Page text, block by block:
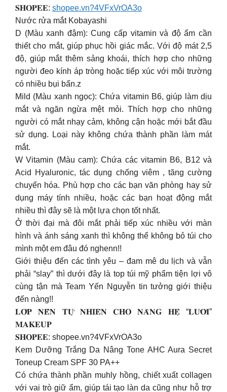
𝐒𝐇𝐎𝐏𝐄𝐄: shopee.vn?4VFxVrOA3o
Nước rửa mắt Kobayashi
D (Màu xanh đậm): Cung cấp vitamin và độ ẩm cần
thiết cho mắt, giúp phục hồi giác mắc. Với độ mát 2,5
độ, giúp mắt thêm sảng khoái, thích hợp cho những
người đeo kính áp tròng hoặc tiếp xúc với môi trường
có nhiều bụi bẩn.z
Mild (Màu xanh ngọc): Chứa vitamin B6, giúp làm dịu
mắt và ngăn ngừa mệt mỏi. Thích hợp cho những
người có mắt nhạy cảm, không cận hoặc mới bắt đầu
sử dụng. Loại này không chứa thành phần làm mát
mắt.
W Vitamin (Màu cam): Chứa các vitamin B6, B12 và
Acid Hyaluronic, tác dụng chống viêm , tăng cường
chuyển hóa. Phù hợp cho các bạn văn phòng hay sử
dụng máy tính nhiều, hoặc các bạn hoạt động mắt
nhiều thì đây sẽ là một lựa chọn tốt nhất.
Ở thời đại mà đôi mắt phải tiếp xúc nhiều với màn
hình và ánh sáng xanh thì không thể không bỏ túi cho
mình một em đâu đó nghenn!!
Giới thiệu đến các tình yêu – đam mê du lịch và vẫn
phải “slay” thì dưới đây là top túi mỹ phẩm tiện lợi vô
cùng tận mà Team Yến Nguyễn tin tưởng giới thiệu
đến nàng!!
𝐋𝐎̛́𝐏 𝐍𝐄̂̀𝐍 𝐓𝐔̛̣ 𝐍𝐇𝐈𝐄̂𝐍 𝐂𝐇𝐎 𝐍𝐀̀𝐍𝐆 𝐇𝐄̣̂ “𝐋𝐔̛𝐎̛̀𝐈”
𝐌𝐀𝐊𝐄𝐔𝐏
𝐒𝐇𝐎𝐏𝐄𝐄: shopee.vn?4VFxVrOA3o
Kem Dưỡng Trắng Da Nâng Tone AHC Aura Secret
Toneup Cream SPF 30 PA++
Có chứa thành phần muhly hồng, chiết xuất collagen
với vai trò giữ ẩm, giúp tái tạo làn da cũng như hỗ trợ